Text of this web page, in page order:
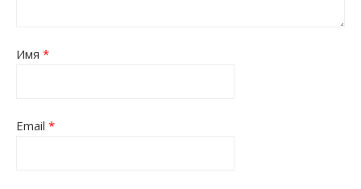
Имя *
Email *